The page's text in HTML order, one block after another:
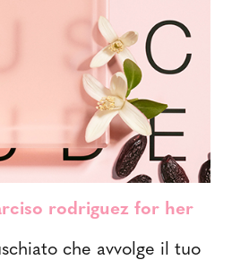
rodriguez for her
che avvolge il tuo